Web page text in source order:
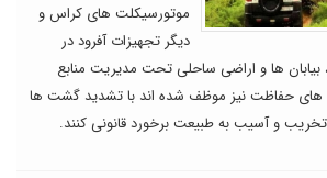
موتورسیکلت های کراس و
دیگر تجهیزات آفرود در
بیابان ها و اراضی ساحلی تحت مدیریت منابع
های حفاظت نیز موظف شده اند با تشدید گشت ها
و آسیب به طبیعت برخورد قانونی کنند.